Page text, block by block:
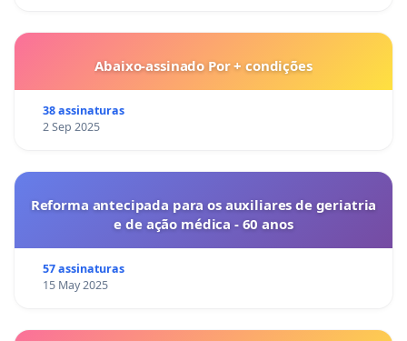
Abaixo-assinado Por + condições
38 assinaturas
2 Sep 2025
Reforma antecipada para os auxiliares de geriatria
e de ação médica - 60 anos
57 assinaturas
15 May 2025